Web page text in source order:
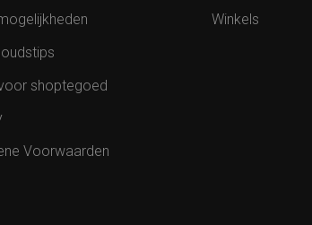
shoptegoed
Voorwaarden
Winkels